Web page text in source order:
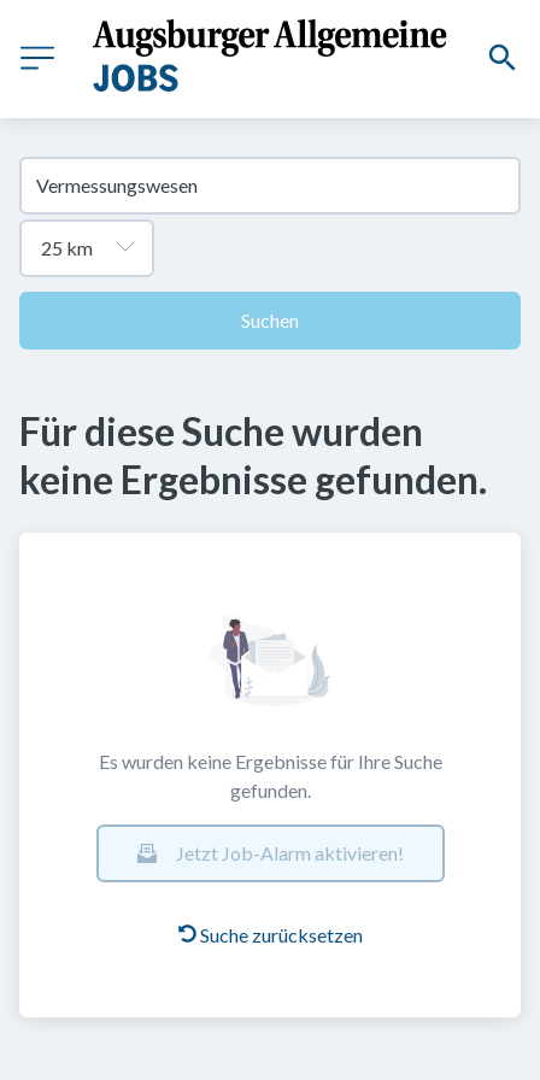
Suchen
Für diese Suche wurden
keine Ergebnisse gefunden.
Es wurden keine Ergebnisse für Ihre Suche
gefunden.
Jetzt Job-Alarm aktivieren!
Suche zurücksetzen